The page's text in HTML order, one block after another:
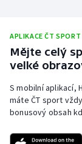
Short track
Sportovní
APLIKACE ČT SPORT
Mějte celý
velké
S mobilní aplikací,
máte ČT sport
bonusový obsah